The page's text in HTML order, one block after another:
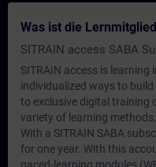
Was ist die
SITRAIN access SABA
SITRAIN access is
individualized ways to
to exclusive digital training
variety of learning
With a SITRAIN SABA
for one year. With this